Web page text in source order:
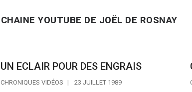
CHAINE YOUTUBE DE JOËL DE ROSNAY
UN ECLAIR POUR DES ENGRAIS
CHRONIQUES VIDÉOS 23 JUILLET 1989